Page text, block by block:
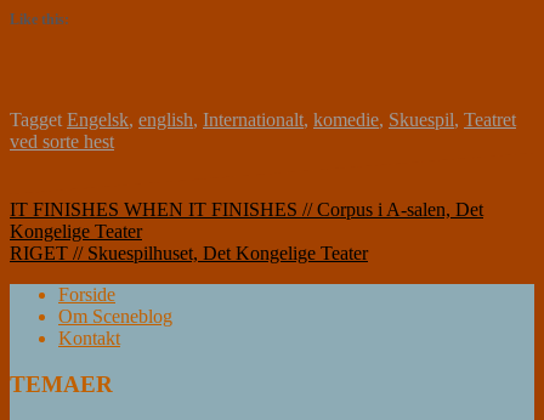
Like this:
Tagget Engelsk, english, Internationalt, komedie, Skuespil, Teatret
ved sorte hest
Indlægsnavigation
IT FINISHES WHEN IT FINISHES // Corpus i A-salen, Det
Kongelige Teater
RIGET // Skuespilhuset, Det Kongelige Teater
Forside
Om Sceneblog
Kontakt
TEMAER